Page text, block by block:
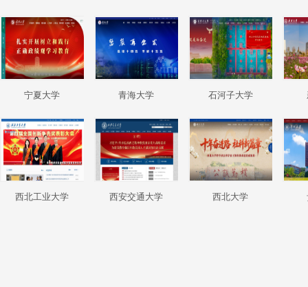
宁夏大学 青海大学 石河子大学
西北工业大学 西安交通大学 西北大学